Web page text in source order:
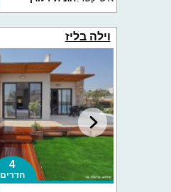
וילה בליז
4
חדרים